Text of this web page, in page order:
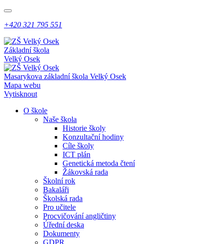
+420 321 795 551
Základní škola
Velký Osek
Masarykova základní škola Velký Osek
Mapa webu
Vytisknout
O škole
Naše škola
Historie školy
Konzultační hodiny
Cíle školy
ICT plán
Genetická metoda čtení
Žákovská rada
Školní rok
Bakaláři
Školská rada
Pro učitele
Procvičování angličtiny
Úřední deska
Dokumenty
GDPR